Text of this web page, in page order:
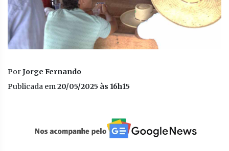
PorJorge Fernando
Publicada em20/05/2025 às 16h15